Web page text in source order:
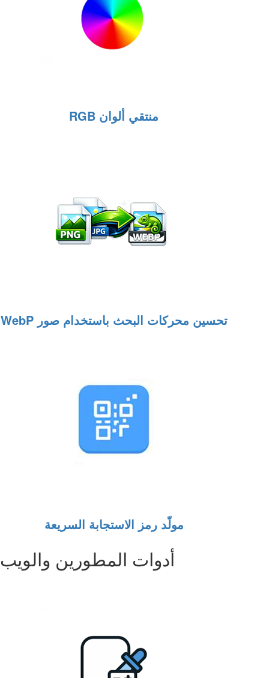
منتقي ألوان RGB
تحسين محركات البحث باستخدام صور WebP
مولّد رمز الاستجابة السريعة
أدوات المطورين والويب